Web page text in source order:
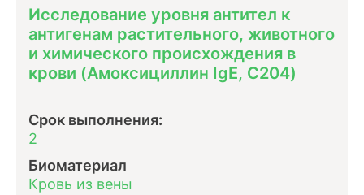
Исследование уровня антител к
антигенам растительного, животного
и химического происхождения в
крови (Амоксициллин IgE, C204)
Срок выполнения:
2
Биоматериал
Кровь из вены